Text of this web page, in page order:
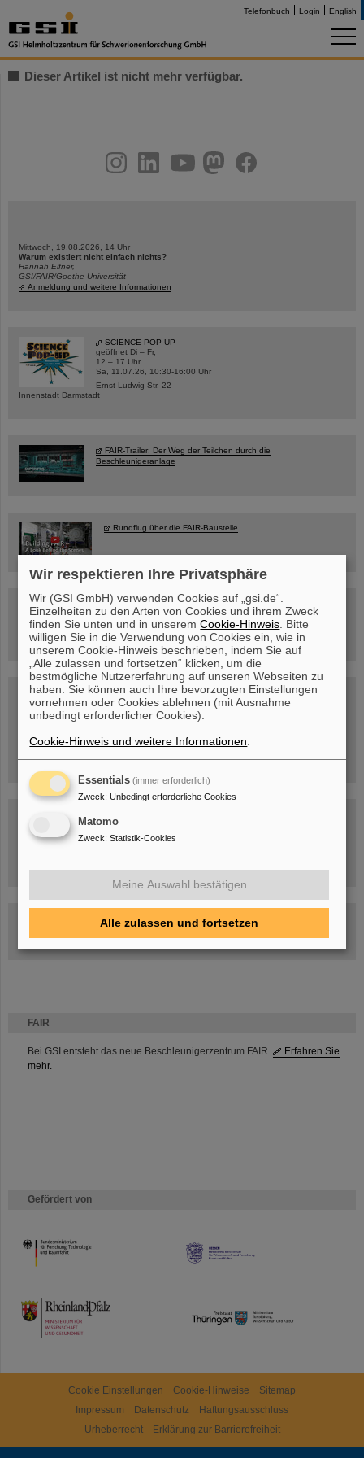
Telefonbuch Login English
FAIR
Bei GSI entsteht das neue Beschleunigerzentrum FAIR.
Erfahren Sie
mehr.
Gefördert von
HMWK
TMWWDG
Dieser Artikel ist nicht mehr verfügbar.
youtubehelmholtz.socialfacebook
Mittwoch, 19.08.2026, 14 Uhr
Warum existiert nicht einfach nichts?
Hannah Elfner,
GSI/FAIR/Goethe-Universität
Anmeldung und weitere Informationen
SCIENCE POP-UP
geöffnet Di – Fr,
12 – 17 Uhr
Sa, 11.07.26, 10:30-16:00 Uhr
Ernst-Ludwig-Str. 22
Innenstadt Darmstadt
FAIR-Trailer: Der Weg der Teilchen durch die
Beschleunigeranlage
Rundflug über die FAIR-Baustelle
Besichtigung von GSI/FAIR –
jetzt Termin buchen!
Blog Beam On
Menschen ...hinter GSI und FAIR.
GSI-FAIR Kolloquium
Cookie Einstellungen Cookie-Hinweise
Sitemap
Impressum
Datenschutz
Haftungsausschluss
Urheberrecht
Erklärung zur Barrierefreiheit
Wir respektieren Ihre Privatsphäre
Wir (GSI GmbH) verwenden Cookies auf „gsi.de“.
Einzelheiten zu den Arten von Cookies und ihrem Zweck
finden Sie unten und in unseremCookie-Hinweis . Bitte
willigen Sie in die Verwendung von Cookies ein, wie in
unserem Cookie-Hinweis beschrieben, indem Sie auf
„Alle zulassen und fortsetzen“ klicken, um die
bestmögliche Nutzererfahrung auf unseren Webseiten zu
haben. Sie können auch Ihre bevorzugten Einstellungen
vornehmen oder Cookies ablehnen (mit Ausnahme
unbedingt erforderlicher Cookies).
Cookie-Hinweis und weitere Informationen
Essentials (immer erforderlich)
Zweck: Unbedingt erforderliche Cookies
Matomo
Zweck: Statistik-Cookies
Meine Auswahl bestätigen
Alle zulassen und fortsetzen